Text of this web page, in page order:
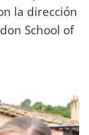
la dirección
School of